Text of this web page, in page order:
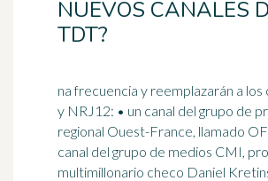
NUEVOS CANALES
TDT?
na frecuencia y reemplazarán a los
y NRJ12: • un canal del grupo de prensa
regional Ouest-France, llamado OF TV.
canal del grupo de medios CMI,
multimillonario checo Daniel